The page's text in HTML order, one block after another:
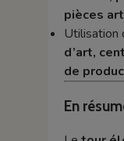
pièces
Utilisation
d’art,
de
En